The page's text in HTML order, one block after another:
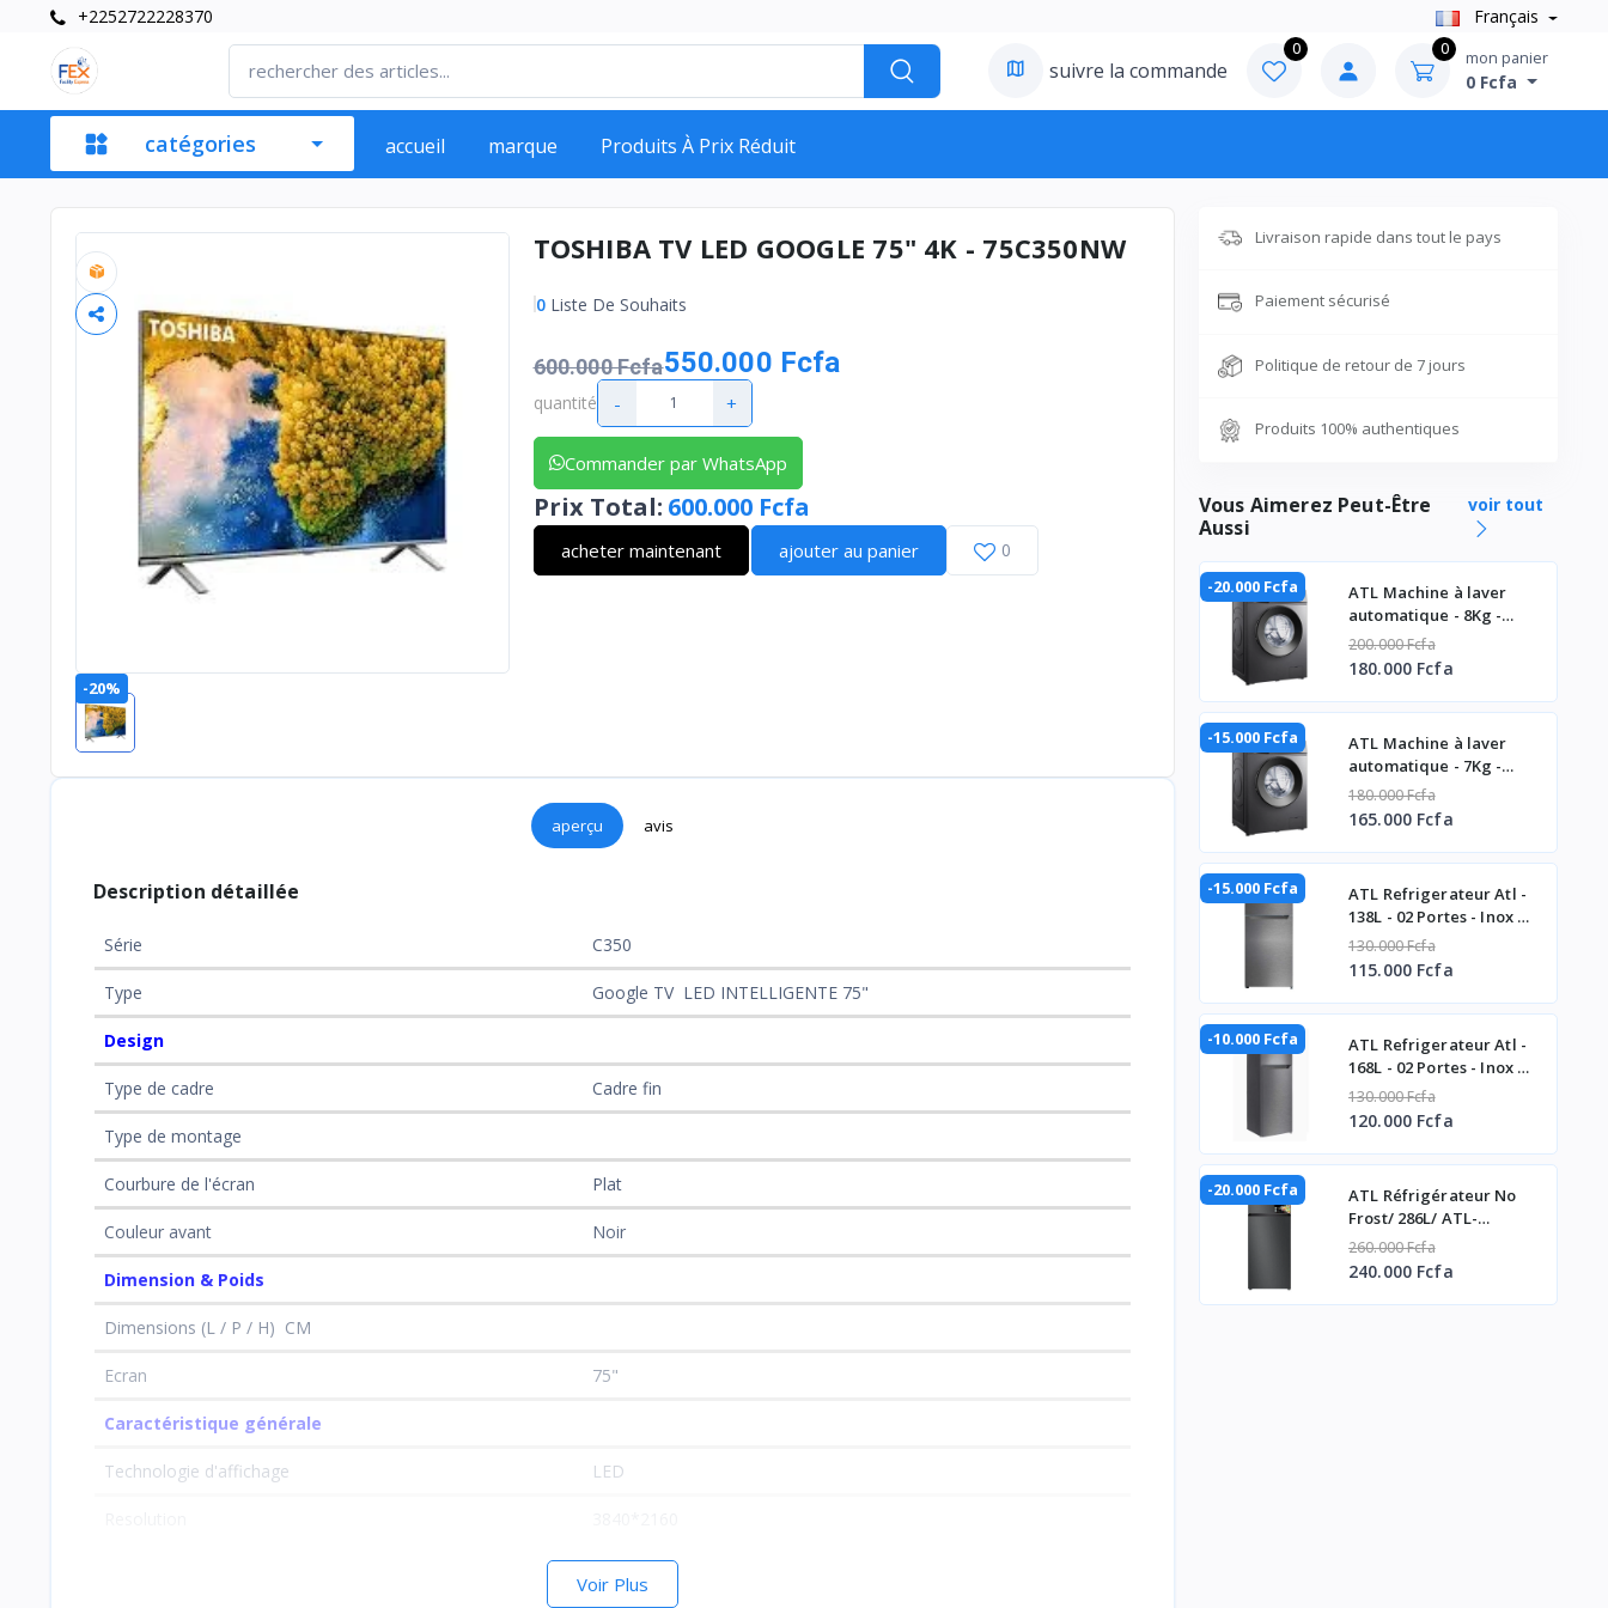
+2252722228370 Français
suivre la commande
0 0 mon panier
0 Fcfa
catégories accueil marque Produits À Prix Réduit
-20%
TOSHIBA TV LED GOOGLE 75" 4K - 75C350NW
0Liste De Souhaits
600.000 Fcfa550.000 Fcfa
quantité - +
Commander par WhatsApp
Prix Total: 600.000 Fcfa
acheter maintenant ajouter au panier 0
aperçu avis
Description détaillée
Série C350
Type Google TV LED INTELLIGENTE 75"
Design
Type de cadre Cadre fin
Type de montage
Courbure de l'écran Plat
Couleur avant Noir
Dimension & Poids
Dimensions (L / P / H) CM
Ecran 75"
Caractéristique générale
Technologie d'affichage LED
Voir Plus
Livraison rapide dans tout le pays
Paiement sécurisé
Politique de retour de 7 jours
Produits 100% authentiques
Vous Aimerez Peut-Être
Aussi
voir tout
-20.000 Fcfa
ATL Machine à laver
automatique - 8Kg -
Inverter - A+++ - 1400
Tpm
200.000 Fcfa
180.000 Fcfa
-15.000 Fcfa
ATL Machine à laver
automatique - 7Kg -
Inverter - 1400 Tpm
180.000 Fcfa
165.000 Fcfa
-15.000 Fcfa
ATL Refrigerateur Atl -
138L - 02 Portes - Inox &
Silver ATL-2D160
130.000 Fcfa
115.000 Fcfa
-10.000 Fcfa
ATL Refrigerateur Atl -
168L - 02 Portes - Inox &
Silver
130.000 Fcfa
120.000 Fcfa
-20.000 Fcfa
ATL Réfrigérateur No
Frost/ 286L/ ATL-
2C320N-02 Portes/
Gris/R600A/Cb
260.000 Fcfa
240.000 Fcfa